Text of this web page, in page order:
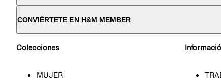
CONVIÉRTETE EN H&M MEMBER
Colecciones
MUJER